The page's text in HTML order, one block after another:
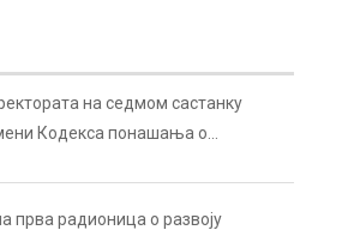
на седмом састанку
Кодекса понашања о
радиоактивних извора у
прва радионица о развоју